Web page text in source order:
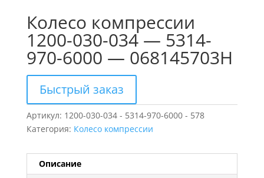
Колесо компрессии
1200-030-034 — 5314-
970-6000 — 068145703H
Быстрый заказ
Артикул: 1200-030-034 - 5314-970-6000 - 578
Категория: Колесо компрессии
Описание